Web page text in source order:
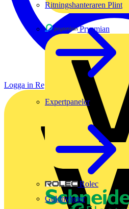
Prysmian
Rolec
Ritningshanteraren Plint
Expertpaneler
Guldnyheter
Logga in Registrera dig